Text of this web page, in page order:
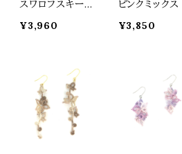
スワロフスキー
¥3,960
ピンクミックス
¥3,850